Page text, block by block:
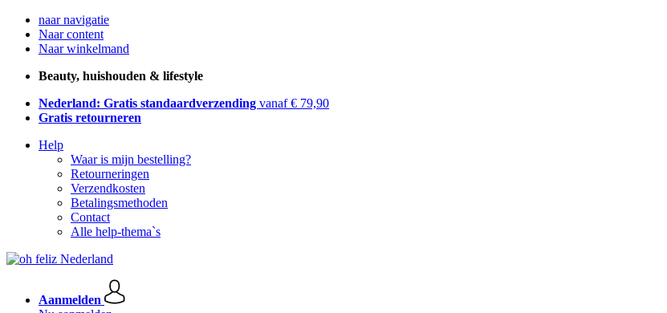
naar navigatie
Naar content
Naar winkelmand
Beauty, huishouden & lifestyle
Nederland: Gratis standaardverzending vanaf € 79,90
Gratis retourneren
Help
Waar is mijn bestelling?
Retourneringen
Verzendkosten
Betalingsmethoden
Contact
Alle help-thema`s
Aanmelden